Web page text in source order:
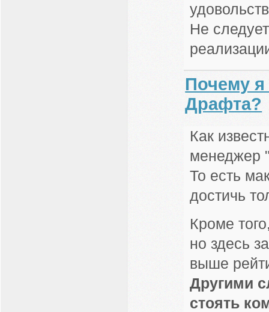
Не
Почему я
Драфта?
Как
менеджер
То есть
достичь
Кроме
но здесь
выше
Другими
стоять